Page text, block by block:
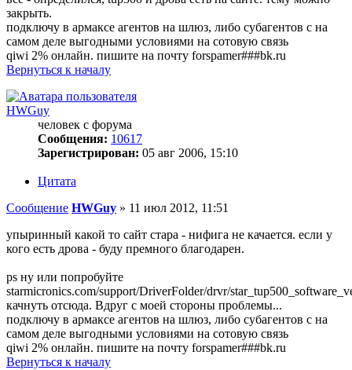
закрыть.
подключу в армаксе агентов на шлюз, либо субагентов с на
самом деле выгодными условиями на сотовую связь
qiwi 2% онлайн. пишите на почту forspamer###bk.ru
Вернуться к началу
HWGuy
человек с форума
Сообщения: 10617
Зарегистрирован: 05 авг 2006, 15:10
Цитата
Сообщение HWGuy » 11 июл 2012, 11:51
упыринный какой то сайт стара - нифига не качается. если у
кого есть дрова - буду премного благодарен.
ps ну или попробуйте
starmicronics.com/support/DriverFolder/drvr/
качнуть отсюда. Вдруг с моей стороны проблемы...
подключу в армаксе агентов на шлюз, либо субагентов с на
самом деле выгодными условиями на сотовую связь
qiwi 2% онлайн. пишите на почту forspamer###bk.ru
Вернуться к началу